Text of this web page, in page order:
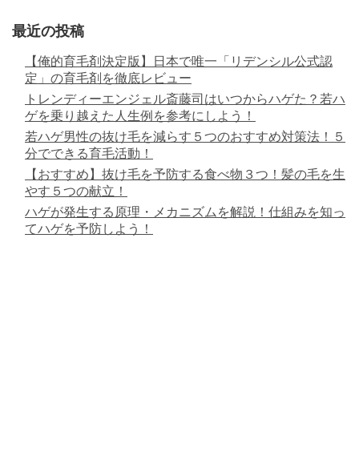
最近の投稿
【俺的育毛剤決定版】日本で唯一「リデンシル公式認
定」の育毛剤を徹底レビュー
トレンディーエンジェル斎藤司はいつからハゲた？若ハ
ゲを乗り越えた人生例を参考にしよう！
若ハゲ男性の抜け毛を減らす５つのおすすめ対策法！５
分でできる育毛活動！
【おすすめ】抜け毛を予防する食べ物３つ！髪の毛を生
やす５つの献立！
ハゲが発生する原理・メカニズムを解説！仕組みを知っ
てハゲを予防しよう！